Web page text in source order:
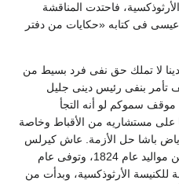
فاحتدت المناقشة
فى كتابه «حكايات من دفتر
لا تملك حق نفى فرد بسيط من
بنفى رئيس دينى جليل
سموكم لو أنه التجأ
على مستشاريه من الأقباط وخاصة
حل الأزمة. عاش كيرلس
الخامس «مائة وثلاثة أعوام، فهو من مواليد عام 1824، وتوفى عام
الأرثوذكسية، وبدأت من